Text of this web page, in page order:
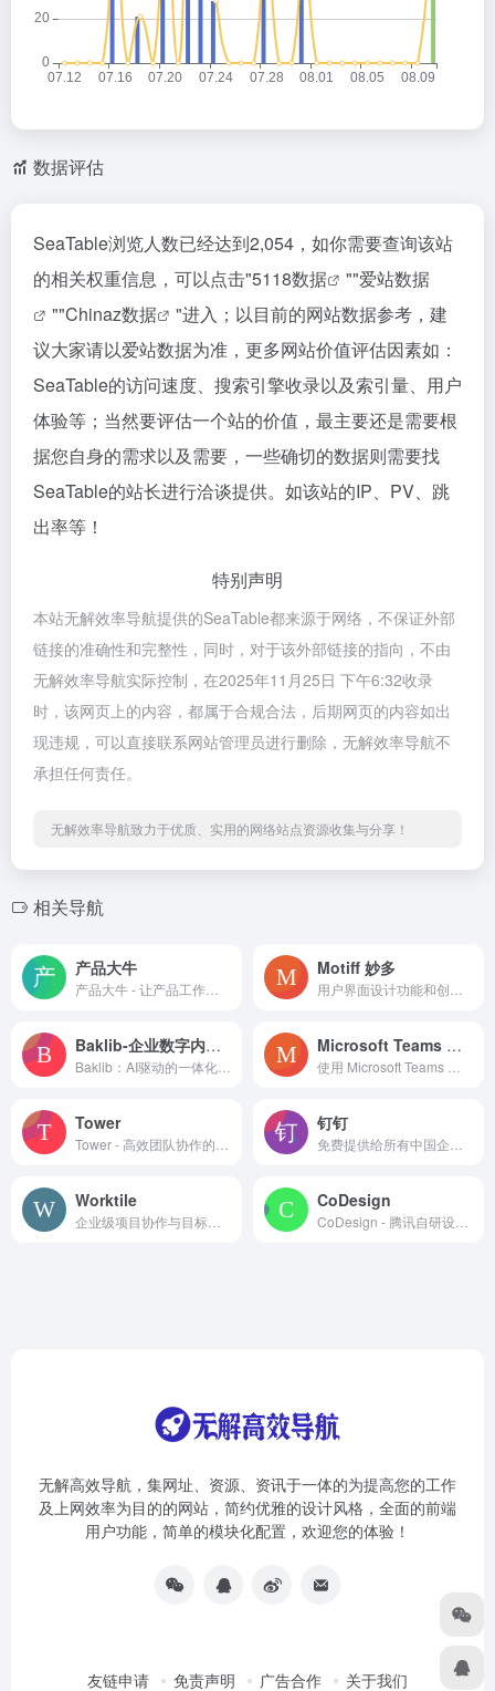
数据评估
SeaTable浏览人数已经达到2,054，如你需要查询该站
的相关权重信息，可以点击"5118数据 ""爱站数据
""Chinaz数据
"进入；以目前的网站数据参考，建
议大家请以爱站数据为准，更多网站价值评估因素如：
SeaTable的访问速度、搜索引擎收录以及索引量、用户
体验等；当然要评估一个站的价值，最主要还是需要根
据您自身的需求以及需要，一些确切的数据则需要找
SeaTable的站长进行洽谈提供。如该站的IP、PV、跳
出率等！
特别声明
本站无解效率导航提供的SeaTable都来源于网络，不保证外部
链接的准确性和完整性，同时，对于该外部链接的指向，不由
无解效率导航实际控制，在2025年11月25日 下午6:32收录
时，该网页上的内容，都属于合规合法，后期网页的内容如出
现违规，可以直接联系网站管理员进行删除，无解效率导航不
承担任何责任。
无解效率导航致力于优质、实用的网络站点资源收集与分享！
相关导航
产品大牛 Motiff 妙多
Baklib-企业数字内容体验云平台 Microsoft Teams 视频会议
Tower 钉钉
Worktile CoDesign
无解高效导航，集网址、资源、资讯于一体的为提高您的工作
及上网效率为目的的网站，简约优雅的设计风格，全面的前端
用户功能，简单的模块化配置，欢迎您的体验！
友链申请 免责声明 广告合作 关于我们